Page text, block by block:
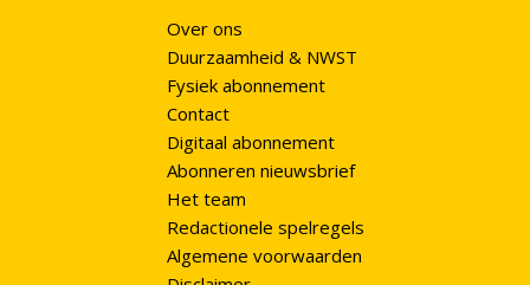
Over ons
Duurzaamheid & NWST
Fysiek abonnement
Contact
Digitaal abonnement
Abonneren nieuwsbrief
Het team
Redactionele spelregels
Algemene voorwaarden